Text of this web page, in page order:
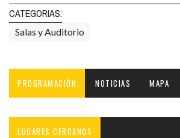
CATEGORIAS:
Salas y Auditorio
PROGRAMACIÓN NOTICIAS MAPA
LUGARES CERCANOS